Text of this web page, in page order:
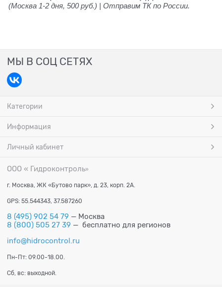
(Москва 1-2 дня, 500 руб.) | Отправим ТК по России.
МЫ В СОЦ СЕТЯХ
Категории
Информация
Личный кабинет
ООО « Гидроконтроль»
г. Москва, ЖК «Бутово парк», д. 23, корп. 2А.
GPS: 55.544343, 37.587260
8 (495) 902 54 79 — Москва
8 (800) 505 27 39 — бесплатно для регионов
info@hidrocontrol.ru
Пн-Пт: 09.00-18.00.
Сб, вс: выходной.